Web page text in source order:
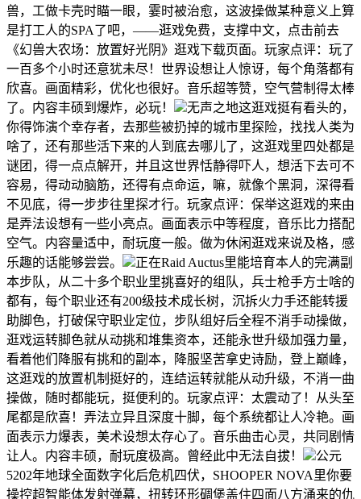
兽，工做卡壳时瞄一眼，霎时被治愈，这波操做某种意义上算
是打工人的SPA了吧，——逛戏免费，支撑中文，点击前去
《幻兽大农场：放置好光阴》逛戏下载页面。玩家点评：玩了
一百多个小时还意犹未尽！世界设想让人惊讶，每个角落都有
欣喜。画面精彩，优化也很好。音乐超等赞，空气营制得太棒
了。内容丰硕到爆炸，必玩！
无声之地这逛戏挺有看头的，
你得饰演个幸存者，去那些被扔掉的城市里探险，找找人类为
啥了，还有那些活下来的人到底去哪儿了，这逛戏里四处都是
谜团，得一点点解开，并且这世界恬静得吓人，想活下去可不
容易，得动动脑筋，还得有点命运，嘛，就像个黑洞，深得看
不见底，得一步步往里探才行。玩家点评：保举这逛戏的来由
是弄法设想有一些小亮点。画面表示中等程度，音乐比力搭配
空气。内容量适中，耐玩度一般。做为休闲逛戏来说及格，感
乐趣的话能够尝尝。
正在Raid Auctus里能培育本人的完满副
本步队，从二十多个职业里挑喜好的组队，兵士枪手方士啥的
都有，每个职业还有200级技术成长树，沉拆火力手还能转援
助脚色，打破保守职业定位，步队组好后全程不消手动操做，
逛戏运转脚色就从动挑和堆集资本，还能永世升级加强力量，
看着他们降服有挑和的副本，降服坚苦拿史诗励，登上巅峰，
这逛戏的放置机制挺好的，连结运转就能从动升级，不消一曲
操做，随时都能玩，挺便利的。玩家点评：太震动了！从头至
尾都是欣喜！弄法立异且深度十脚，每个系统都让人冷艳。画
面表示力爆表，美术设想太存心了。音乐曲击心灵，共同剧情
让人。内容丰硕，耐玩度极高。曾经此中无法自拔！
公元
5202年地球全面数字化后危机四伏，SHOOPER NOVA里你要
操控超智能体发射弹幕，扭转环形碉堡盖住四面八方涌来的仇